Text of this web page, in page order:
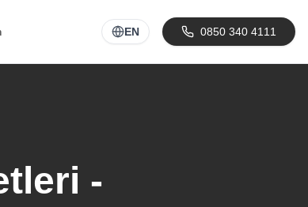
EN 0850 340 4111
-